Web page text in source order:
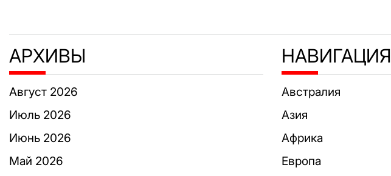
АРХИВЫ
Август 2026
Июль 2026
Июнь 2026
Май 2026
НАВИГАЦИЯ
Австралия
Азия
Африка
Европа